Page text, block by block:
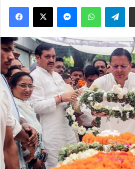
Facebook
X MessengerWhatsApp